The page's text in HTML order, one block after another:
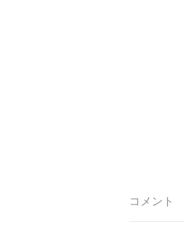
コメント